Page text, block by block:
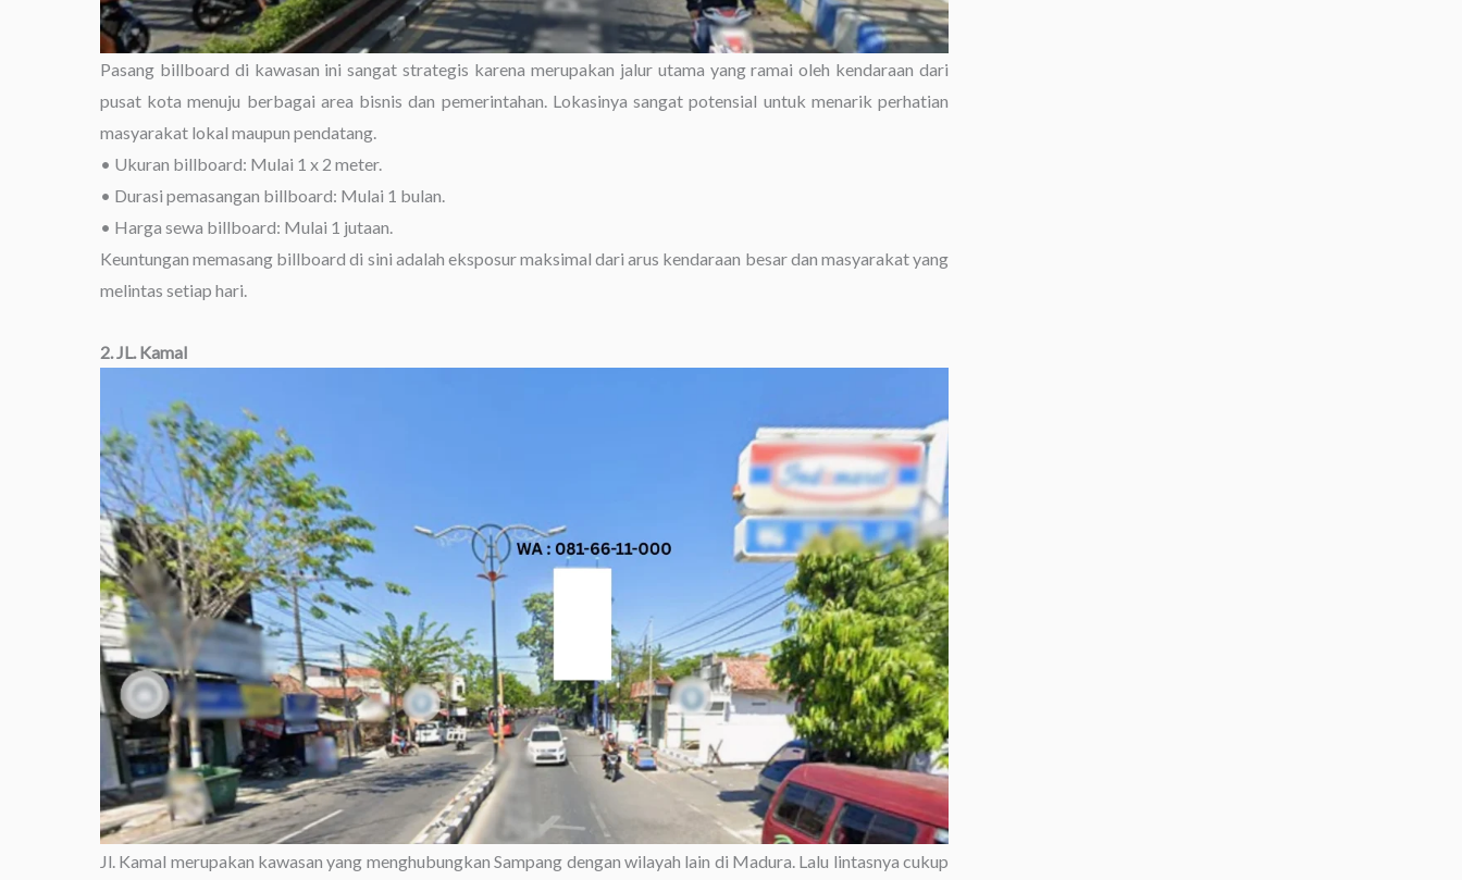
Pasang billboard di kawasan ini sangat strategis karena merupakan jalur utama yang ramai oleh kendaraan dari
pusat kota menuju berbagai area bisnis dan pemerintahan. Lokasinya sangat potensial untuk menarik perhatian
masyarakat lokal maupun pendatang.
• Ukuran billboard: Mulai 1 x 2 meter.
• Durasi pemasangan billboard: Mulai 1 bulan.
• Harga sewa billboard: Mulai 1 jutaan.
Keuntungan memasang billboard di sini adalah eksposur maksimal dari arus kendaraan besar dan masyarakat yang
melintas setiap hari.
2. JL. Kamal
Jl. Kamal merupakan kawasan yang menghubungkan Sampang dengan wilayah lain di Madura. Lalu lintasnya cukup